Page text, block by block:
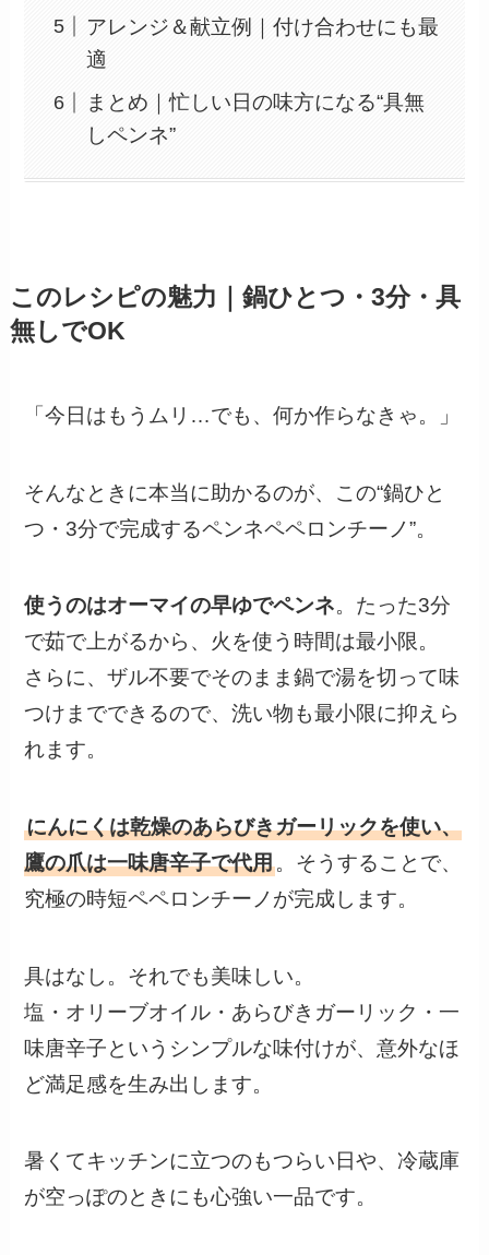
アレンジ＆献立例｜付け合わせにも最
適
まとめ｜忙しい日の味方になる“具無
しペンネ”
このレシピの魅力｜鍋ひとつ・3分・具
無しでOK
「今日はもうムリ…でも、何か作らなきゃ。」
そんなときに本当に助かるのが、この“鍋ひと
つ・3分で完成するペンネペペロンチーノ”。
使うのはオーマイの早ゆでペンネ。たった3分
で茹で上がるから、火を使う時間は最小限。
さらに、ザル不要でそのまま鍋で湯を切って味
つけまでできるので、洗い物も最小限に抑えら
れます。
にんにくは乾燥のあらびきガーリックを使い、
鷹の爪は一味唐辛子で代用。そうすることで、
究極の時短ペペロンチーノが完成します。
具はなし。それでも美味しい。
塩・オリーブオイル・あらびきガーリック・一
味唐辛子というシンプルな味付けが、意外なほ
ど満足感を生み出します。
暑くてキッチンに立つのもつらい日や、冷蔵庫
が空っぽのときにも心強い一品です。